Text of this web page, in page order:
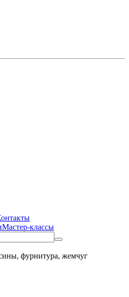
Мастер-классы
фурнитура, жемчуг